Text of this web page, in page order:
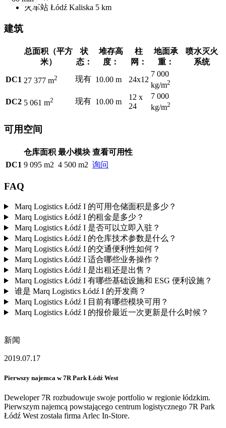
火车站 Łódź Kaliska 5 km
建筑
总面积（平方
米）
状
态：
堆存高
度：
柱
网：
地面承
重：
喷水灭火
系统
DC1 27 377 m2 现有 10.00 m 24x12
7 000
kg/m2
DC2 5 061 m2 现有 10.00 m
12 x
24
7 000
kg/m2
可用空间
仓库面积 最小模块 查看可用性
DC1 9 095 m2 4 500 m2 询问
FAQ
Marq Logistics Łódź I 的可用仓储面积是多少？
Marq Logistics Łódź I 的租金是多少？
Marq Logistics Łódź I 是否可以立即入驻？
Marq Logistics Łódź I 的仓库技术参数是什么？
Marq Logistics Łódź I 的交通便利性如何？
Marq Logistics Łódź I 适合哪些业务操作？
Marq Logistics Łódź I 是出租还是出售？
Marq Logistics Łódź I 有哪些基础设施和 ESG 便利设施？
谁是 Marq Logistics Łódź I 的开发商？
Marq Logistics Łódź I 目前有哪些模块可用？
Marq Logistics Łódź I 的报价最近一次更新是什么时候？
新闻
2019.07.17
Pierwszy najemca w 7R Park Łódź West
Deweloper 7R rozbudowuje swoje portfolio w regionie łódzkim.
Pierwszym najemcą powstającego centrum logistycznego 7R Park
Łódź West została firma Arlec In-Store.